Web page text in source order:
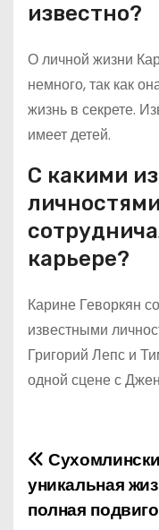
известно?
О личной жизни
немного, так как
жизнь в секрете.
имеет детей.
С какими
карьере?
Карине Геворкян
известными
Григорий Лепс и
одной сцене с
Н
а
уникальная
полная